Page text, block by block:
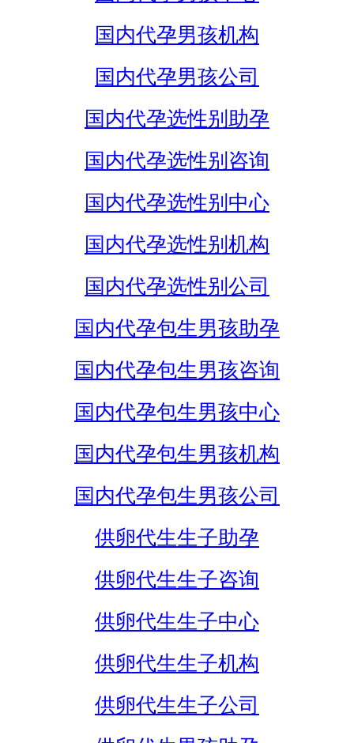
国内代孕男孩机构
国内代孕男孩公司
国内代孕选性别助孕
国内代孕选性别咨询
国内代孕选性别中心
国内代孕选性别机构
国内代孕选性别公司
国内代孕包生男孩助孕
国内代孕包生男孩咨询
国内代孕包生男孩中心
国内代孕包生男孩机构
国内代孕包生男孩公司
供卵代生生子助孕
供卵代生生子咨询
供卵代生生子中心
供卵代生生子机构
供卵代生生子公司